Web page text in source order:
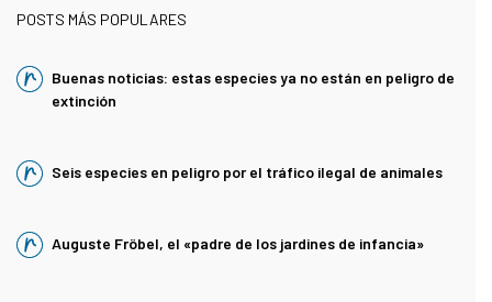
POSTS MÁS POPULARES
Buenas noticias: estas especies ya no están en peligro de
extinción
Seis especies en peligro por el tráfico ilegal de animales
Auguste Fröbel, el «padre de los jardines de infancia»